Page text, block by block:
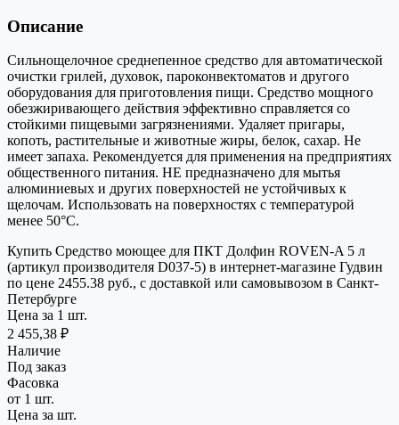
Описание
Сильнощелочное среднепенное средство для автоматической
очистки грилей, духовок, пароконвектоматов и другого
оборудования для приготовления пищи. Средство мощного
обезжиривающего действия эффективно справляется со
стойкими пищевыми загрязнениями. Удаляет пригары,
копоть, растительные и животные жиры, белок, сахар. Не
имеет запаха. Рекомендуется для применения на предприятиях
общественного питания. НЕ предназначено для мытья
алюминиевых и других поверхностей не устойчивых к
щелочам. Использовать на поверхностях с температурой
менее 50°С.
Купить Средство моющее для ПКТ Долфин ROVEN-A 5 л
(артикул производителя D037-5) в интернет-магазине Гудвин
по цене 2455.38 руб., с доставкой или самовывозом в Санкт-
Петербурге
Цена за 1 шт.
2 455,38 ₽
Наличие
Под заказ
Фасовка
от 1 шт.
Цена за шт.